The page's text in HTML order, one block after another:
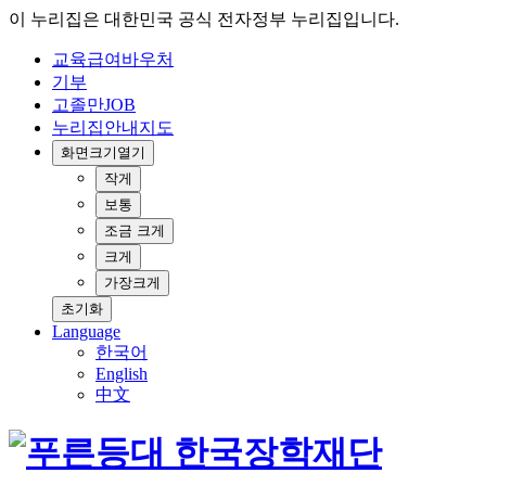
이 누리집은 대한민국 공식 전자정부 누리집입니다.
교육급여바우처
기부
고졸만JOB
누리집안내지도
화면크기 열기
작게
보통
조금 크게
크게
가장크게
초기화
Language
한국어
English
中文